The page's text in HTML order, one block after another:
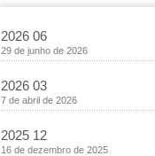
2026 06
29 de junho de 2026
2026 03
7 de abril de 2026
2025 12
16 de dezembro de 2025